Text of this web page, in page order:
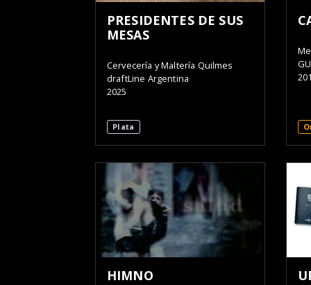
PRESIDENTES DE SUS
MESAS
Cervecería y Maltería Quilmes
draftLine Argentina
2025
Plata
HIMNO